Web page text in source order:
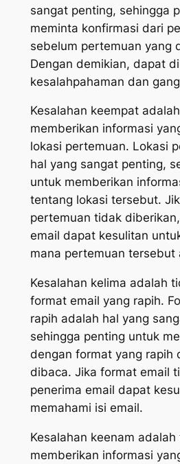
sangat penting, sehingga
meminta konfirmasi dari
sebelum pertemuan yang
Dengan demikian, dapat
kesalahpahaman dan
Kesalahan keempat
memberikan informasi
lokasi pertemuan. Lokasi
hal yang sangat penting,
untuk memberikan
tentang lokasi tersebut.
pertemuan tidak
email dapat kesulitan
mana pertemuan tersebut
Kesalahan kelima adalah
format email yang rapih.
rapih adalah hal yang
sehingga penting untuk
dengan format yang rapih
dibaca. Jika format email
penerima email dapat
memahami isi email.
Kesalahan keenam adalah
memberikan informasi